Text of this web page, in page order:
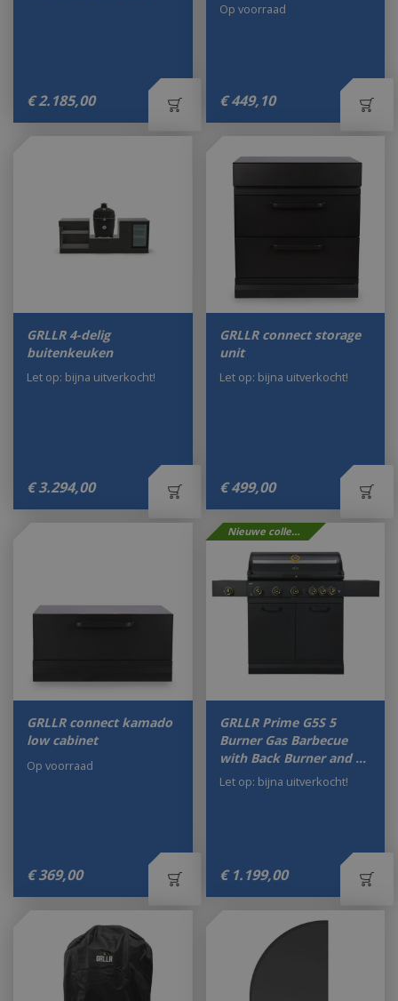
€2.185,00 € 449,10
Op voorraad
GRLLR 4-delig
buitenkeuken
€ 3.294,00
Let op: bijna uitverkocht!
GRLLR connect storage
unit
€ 499,00
Let op: bijna uitverkocht!
GRLLR connect kamado
low cabinet
€ 369,00
Op voorraad
Nieuwe collectie
GRLLR Prime G5S 5
Burner Gas Barbecue
with Back Burner and …
€ 1.199,00
Let op: bijna uitverkocht!